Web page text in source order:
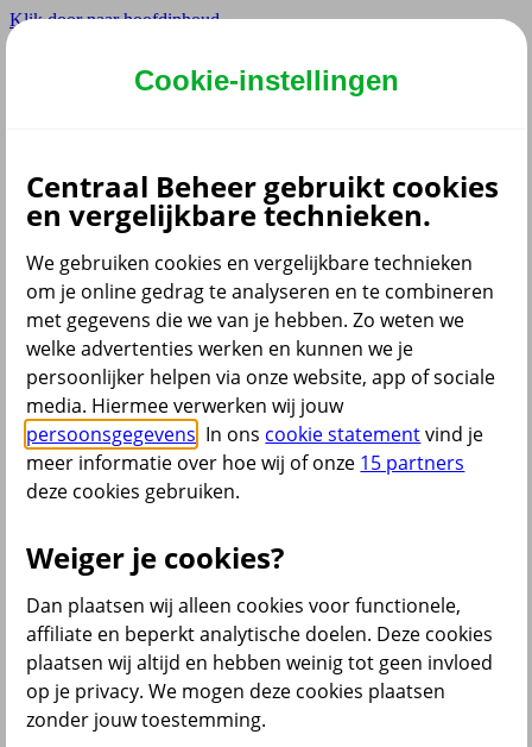
Klik door naar hoofdinhoud
Hoofdmenu navigatie
Adviseur
Partner
Dyslexie lettertype
Aan / Uit
Cookies aanpassen
CoBrowsing
Start
Menu
Producten
Situaties Klantenservice
Cookie-instellingen
Centraal Beheer gebruikt cookies
en vergelijkbare technieken.
We gebruiken cookies en vergelijkbare technieken
om je online gedrag te analyseren en te combineren
met gegevens die we van je hebben. Zo weten we
welke advertenties werken en kunnen we je
persoonlijker helpen via onze website, app of sociale
media. Hiermee verwerken wij jouw
persoonsgegevens . In ons cookie statementvind je
meer informatie over hoe wij of onze 15 partners
deze cookies gebruiken.
Weiger je cookies?
Dan plaatsen wij alleen cookies voor functionele,
affiliate en beperkt analytische doelen. Deze cookies
plaatsen wij altijd en hebben weinig tot geen invloed
op je privacy. We mogen deze cookies plaatsen
zonder jouw toestemming.